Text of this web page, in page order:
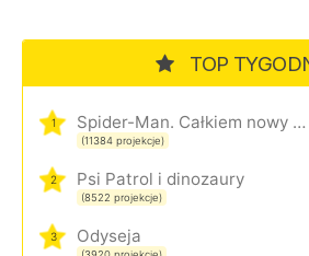
TOP
1 Spider-Man. Całkiem nowy dzień
(11384 projekcje)
2 Psi Patrol i dinozaury
(8522 projekcje)
3 Odyseja